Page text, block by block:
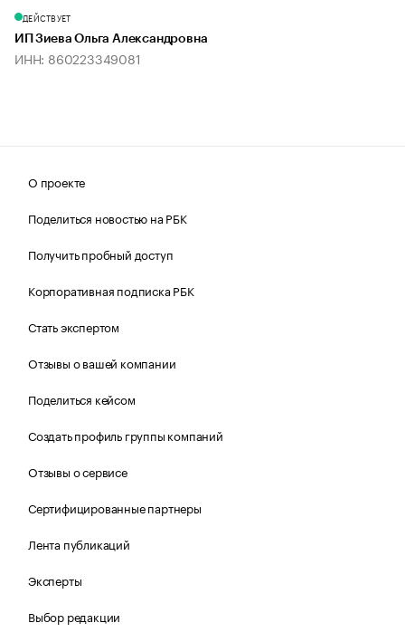
ДЕЙСТВУЕТ
ИП Зиева Ольга Александровна
ИНН: 860223349081
О проекте
Поделиться новостью на РБК
Получить пробный доступ
Корпоративная подписка РБК
Стать экспертом
Отзывы о вашей компании
Поделиться кейсом
Создать профиль группы компаний
Отзывы о сервисе
Сертифицированные партнеры
Лента публикаций
Эксперты
Выбор редакции